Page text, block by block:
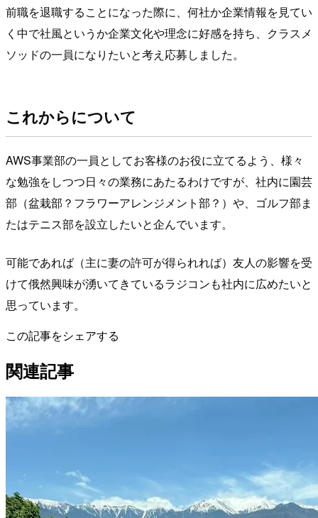
前職を退職することになった際に、何社か企業情報を見てい
く中で社風というか企業文化や理念に好感を持ち、クラスメ
ソッドの一員になりたいと考え応募しました。
これからについて
AWS事業部の一員としてお客様のお役に立てるよう、様々
な勉強をしつつ日々の業務にあたるわけですが、社内に園芸
部（盆栽部？フラワーアレンジメント部？）や、ゴルフ部ま
たはテニス部を設立したいと企んでいます。
可能であれば（主に妻の許可が得られれば）友人の影響を受
けて俄然興味が湧いてきているラジコンも社内に広めたいと
思っています。
この記事をシェアする
関連記事